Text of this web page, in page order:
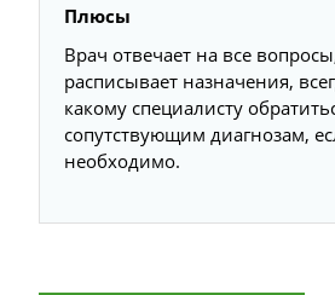
Плюсы
Врач отвечает на все
расписывает назначения,
какому специалисту
сопутствующим диагнозам,
необходимо.